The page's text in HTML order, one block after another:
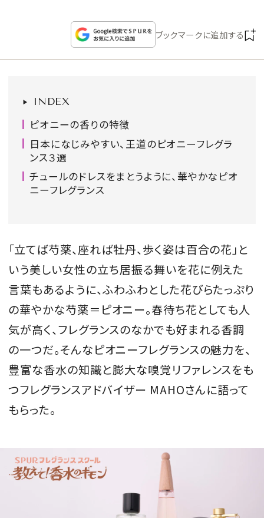
COLLECTION
FORTUNE
SDGs
MAGAZINE
会員登録
Log in or Sign up
SPUR読者のためのメンバーシッププログラム
「The SPUR Club」。 便利な機能と特典を無料で楽し
ログイン・新規会員登録
ブックマークに追加する
INDEX
ピオニーの香りの特徴
日本になじみやすい、王道のピオニーフレグラ
ンス３選
チュールのドレスをまとうように、華やかなピオ
ニーフレグランス
「立てば芍薬、座れば牡丹、歩く姿は百合の花」と
いう美しい女性の立ち居振る舞いを花に例えた
言葉もあるように、ふわふわとした花びらたっぷり
の華やかな芍薬＝ピオニー。春待ち花としても人
気が高く、フレグランスのなかでも好まれる香調
の一つだ。そんなピオニーフレグランスの魅力を、
豊富な香水の知識と膨大な嗅覚リファレンスをも
つフレグランスアドバイザー MAHOさんに語って
もらった。